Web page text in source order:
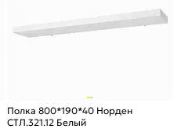
Полка 800*190*40 Норден
СТЛ.321.12 Белый